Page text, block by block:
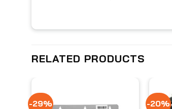
điện hay nước đầu vào yếu. Từ đó
RELATED PRODUCTS
-29% -20%